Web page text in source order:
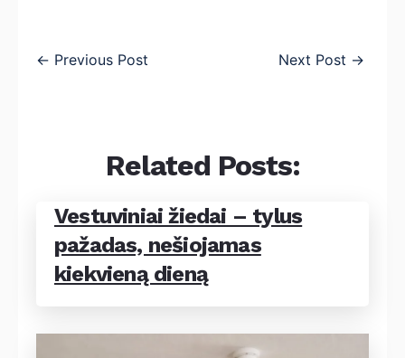
← Previous Post Next Post →
Related Posts:
Vestuviniai žiedai – tylus
pažadas, nešiojamas
kiekvieną dieną